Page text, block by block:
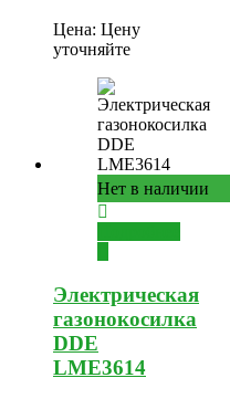
Цена: Цену
уточняйте
Нет в наличии
Электрическая
газонокосилка
DDE
LME3614